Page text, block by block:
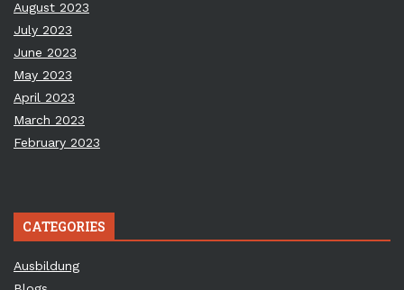
August 2023
July 2023
June 2023
May 2023
April 2023
March 2023
February 2023
CATEGORIES
Ausbildung